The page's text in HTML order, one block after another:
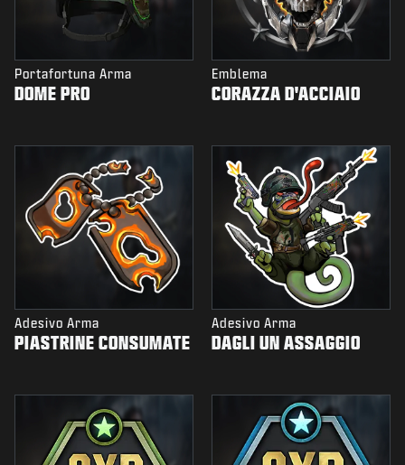
Portafortuna Arma
DOME PRO
Emblema
CORAZZA D'ACCIAIO
Adesivo Arma
PIASTRINE CONSUMATE
Adesivo Arma
DAGLI UN ASSAGGIO